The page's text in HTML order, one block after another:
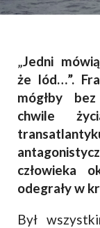
„Jedni
że lód…”.
mógłby
chwile
człowieka
odegrały w
Był